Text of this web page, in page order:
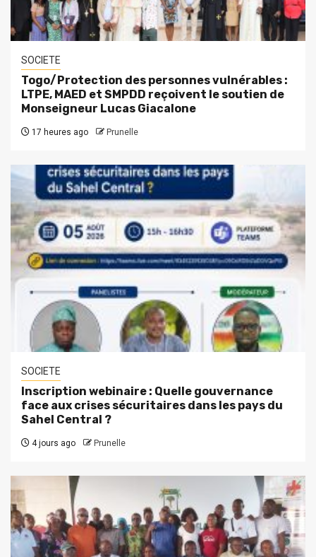
SOCIETE
Togo/Protection des personnes vulnérables :
LTPE, MAED et SMPDD reçoivent le soutien de
Monseigneur Lucas Giacalone
17 heures ago Prunelle
SOCIETE
Inscription webinaire : Quelle gouvernance
face aux crises sécuritaires dans les pays du
Sahel Central ?
4 jours ago Prunelle